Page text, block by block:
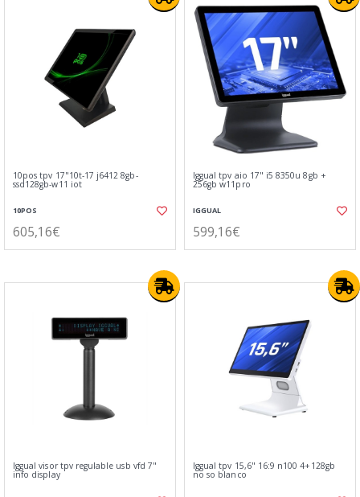
10pos tpv 17"10t-17 j6412 8gb-
ssd128gb-w11 iot
10POS
605,16€
Iggual tpv aio 17" i5 8350u 8gb +
256gb w11pro
IGGUAL
599,16€
Iggual visor tpv regulable usb vfd 7"
info display
Iggual tpv 15,6" 16:9 n100 4+128gb
no so blanco